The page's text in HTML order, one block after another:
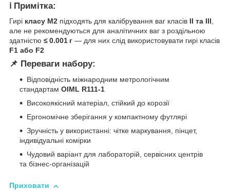
ℹ️ Примітка:
Гирі класу M2 підходять для калібрування ваг класів II та III,
але не рекомендуються для аналітичних ваг з роздільною
здатністю ≤ 0.001 г — для них слід використовувати гирі класів
F1 або F2
📌 Переваги набору:
Відповідність міжнародним метрологічним
стандартам OIML R111‑1
Високоякісний матеріал, стійкий до корозії
Ергономічне зберігання у компактному футлярі
Зручність у використанні: чітке маркування, пінцет,
індивідуальні комірки
Чудовий варіант для лабораторій, сервісних центрів
та бізнес‑організацій
Приховати